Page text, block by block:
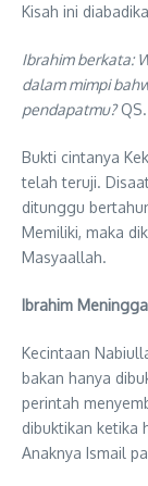
Kisah ini
Ibrahim berkata:
dalam mimpi
pendapatmu?QS.
Bukti cintanya
telah teruji.
ditunggu
Memiliki, maka
Masyaallah.
Ibrahim
Kecintaan
bakan hanya
perintah
dibuktikan ketika
Anaknya Ismail